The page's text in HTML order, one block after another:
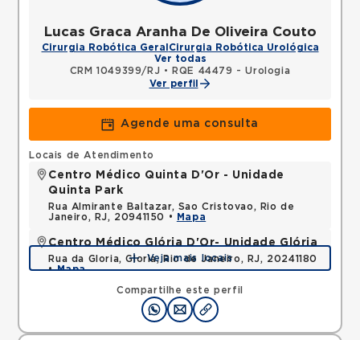
Lucas Graca Aranha De Oliveira Couto
Cirurgia Robótica Geral Cirurgia Robótica Urológica
Ver todas
CRM 1049399/RJ •
RQE 44479 - Urologia
Ver perfil
Agende uma consulta
Compartilhe este perfil
Locais de Atendimento
Centro Médico Quinta D'Or - Unidade
Quinta Park
Rua Almirante Baltazar, Sao Cristovao, Rio de
Janeiro, RJ, 20941150 •
Mapa
Centro Médico Glória D'Or- Unidade Glória
Rua da Gloria, Gloria, Rio de Janeiro, RJ, 20241180
•Mapa
Veja mais locais